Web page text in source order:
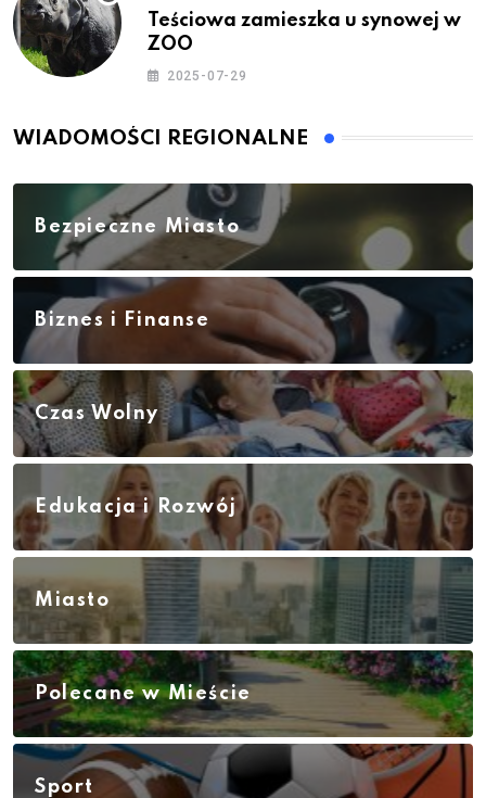
Teściowa zamieszka u synowej w
ZOO
2025-07-29
WIADOMOŚCI REGIONALNE
Bezpieczne Miasto
Biznes i Finanse
Czas Wolny
Edukacja i Rozwój
Miasto
Polecane w Mieście
Sport